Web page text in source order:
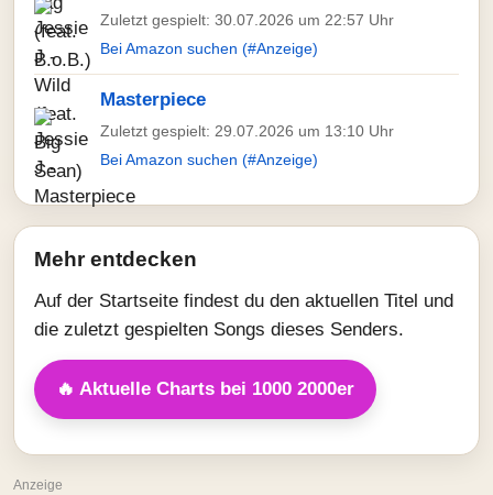
Zuletzt gespielt: 30.07.2026 um 22:57 Uhr
Bei Amazon suchen (#Anzeige)
Masterpiece
Zuletzt gespielt: 29.07.2026 um 13:10 Uhr
Bei Amazon suchen (#Anzeige)
Mehr entdecken
Auf der Startseite findest du den aktuellen Titel und
die zuletzt gespielten Songs dieses Senders.
🔥 Aktuelle Charts bei 1000 2000er
Anzeige